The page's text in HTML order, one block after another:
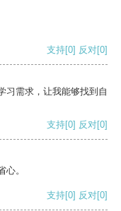
支持[0] 反对[0]
习需求，让我能够找到自
支持[0] 反对[0]
。
支持[0] 反对[0]